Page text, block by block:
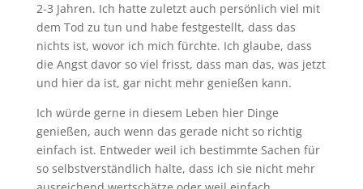
2-3 Jahren. Ich hatte zuletzt auch persönlich viel mit
dem Tod zu tun und habe festgestellt, dass das
nichts ist, wovor ich mich fürchte. Ich glaube, dass
die Angst davor so viel frisst, dass man das, was jetzt
und hier da ist, gar nicht mehr genießen kann.
Ich würde gerne in diesem Leben hier Dinge
genießen, auch wenn das gerade nicht so richtig
einfach ist. Entweder weil ich bestimmte Sachen für
so selbstverständlich halte, dass ich sie nicht mehr